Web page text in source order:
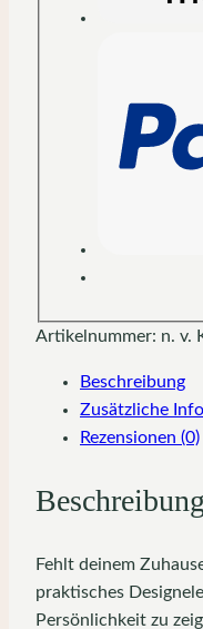
Artikelnummer: n. v.
Beschreibung
Zusätzliche
Rezensionen (0)
Beschreibung
Fehlt deinem
praktisches
Persönlichkeit zu